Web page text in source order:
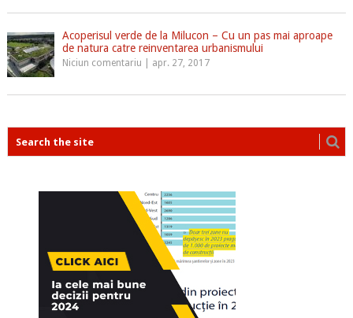
Acoperisul verde de la Milucon – Cu un pas mai aproape
de natura catre reinventarea urbanismului
Niciun comentariu apr. 27, 2017